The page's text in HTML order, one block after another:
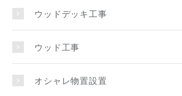
ウッドデッキ工事
ウッド工事
オシャレ物置設置